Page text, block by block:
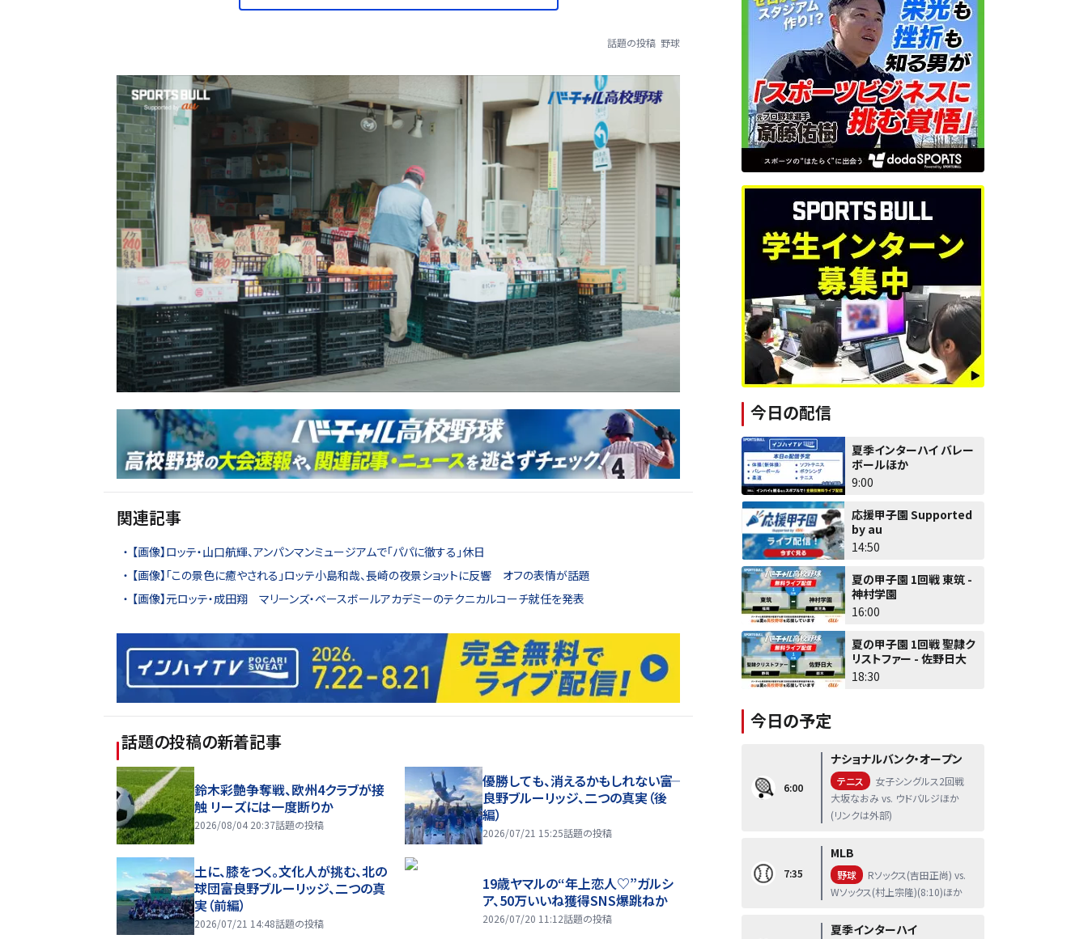
話題の投稿 野球
関連記事
【画像】ロッテ・山口航輝、アンパンマンミュージアムで「パパに徹する」休日
【画像】「この景色に癒やされる」ロッテ小島和哉、長崎の夜景ショットに反響 オフの表情が話題
【画像】元ロッテ・成田翔 マリーンズ・ベースボールアカデミーのテクニカルコーチ就任を発表
話題の投稿の新着記事
鈴木彩艶争奪戦、欧州4クラブが接
触 リーズには一度断りか
2026/08/04 20:37話題の投稿
優勝しても、消えるかもしれない――富
良野ブルーリッジ、二つの真実（後
編）
2026/07/21 15:25話題の投稿
土に、膝をつく。文化人が挑む、北の
球団――富良野ブルーリッジ、二つの真
実（前編）
2026/07/21 14:48話題の投稿
19歳ヤマルの“年上恋人♡”ガルシ
ア、50万いいね獲得SNS爆跳ねか
2026/07/20 11:12話題の投稿
今日の配信
夏季インターハイ バレー
ボールほか
9:00
応援甲子園 Supported
by au
14:50
夏の甲子園 1回戦 東筑 -
神村学園
16:00
夏の甲子園 1回戦 聖隷ク
リストファー - 佐野日大
18:30
今日の予定
6:00
ナショナルバンク・オープン
テニス
女子シングルス2回戦
大坂なおみ vs. ウドバルジほか
(リンクは外部)
7:35
MLB
野球
Rソックス(吉田正尚) vs.
Wソックス(村上宗隆)(8:10)ほか
夏季インターハイ